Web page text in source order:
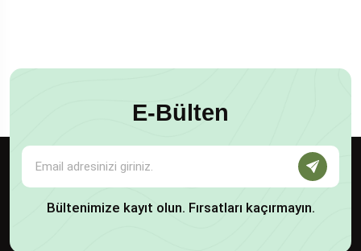
E-Bülten
Bültenimize kayıt olun. Fırsatları kaçırmayın.